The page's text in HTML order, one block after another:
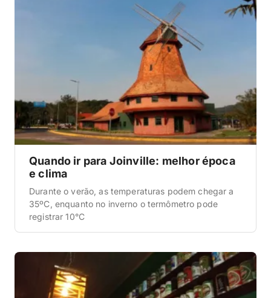
Quando ir para Joinville: melhor época
e clima
Durante o verão, as temperaturas podem chegar a
35ºC, enquanto no inverno o termômetro pode
registrar 10°C